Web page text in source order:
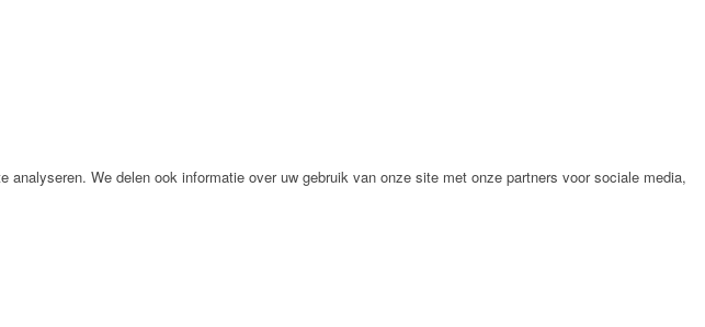
We delen ook informatie over uw gebruik van onze site met onze partners voor sociale media,